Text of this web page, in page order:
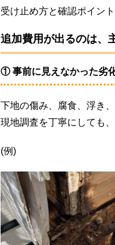
受け止め方と確認ポイン
追加費用が出るのは、
① 事前に見えなかった劣
下地の傷み、腐食、浮き
現地調査を丁寧にしても
(例)